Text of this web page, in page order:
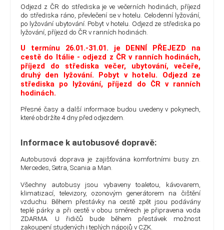
Odjezd z ČR do střediska je ve večerních hodinách, příjezd
do střediska ráno, převlečení se v hotelu. Celodenní lyžování,
po lyžování ubytování. Pobyt v hotelu. Odjezd ze střediska po
lyžování, příjezd do ČR v ranních hodinách.
U termínu 26.01.-31.01. je DENNÍ PŘEJEZD na
cestě do Itálie - odjezd z ČR v ranních hodinách,
příjezd do střediska večer, ubytování, večeře,
druhý den lyžování. Pobyt v hotelu. Odjezd ze
střediska po lyžování, příjezd do ČR v ranních
hodinách.
Přesné časy a další informace budou uvedeny v pokynech,
které obdržíte 4 dny před odjezdem.
Informace k autobusové dopravě:
Autobusová doprava je zajišťována komfortními busy zn.
Mercedes, Setra, Scania a Man.
Všechny autobusy jsou vybaveny toaletou, kávovarem,
klimatizací, televizory, ozonovým generátorem na čištění
vzduchu. Během přestávky na cestě zpět jsou podávány
teplé párky a při cestě v obou směrech je připravena voda
ZDARMA. U řidičů bude během přestávek možnost
zakoupení studených i teplých nápojů v CZK.